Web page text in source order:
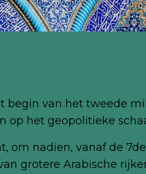
begin van het tweede
op het geopolitieke
om nadien, vanaf de
grotere Arabische